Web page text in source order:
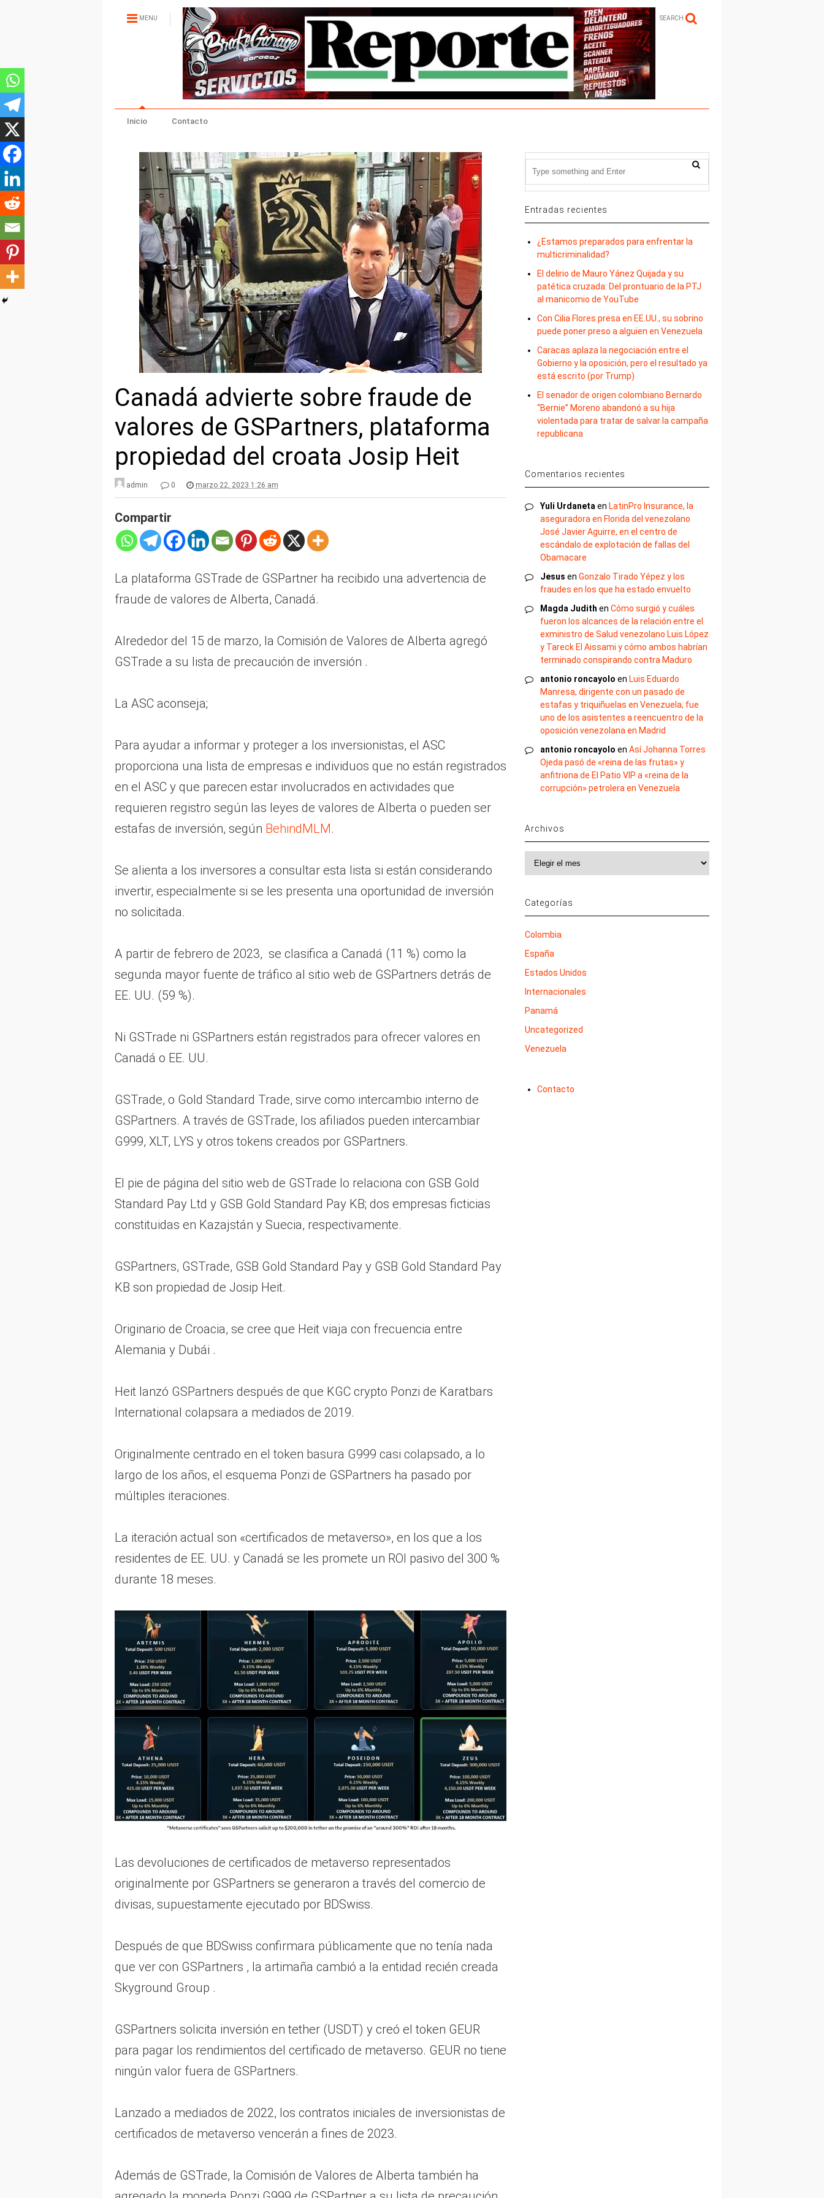
MENU SEARCH
Inicio Contacto
Canadá advierte sobre fraude de
valores de GSPartners, plataforma
propiedad del croata Josip Heit
admin 0 marzo 22, 2023 1:26 am
Compartir
La plataforma GSTrade de GSPartner ha recibido una advertencia de
fraude de valores de Alberta, Canadá.
Alrededor del 15 de marzo, la Comisión de Valores de Alberta agregó
GSTrade a su lista de precaución de inversión .
La ASC aconseja;
Para ayudar a informar y proteger a los inversionistas, el ASC
proporciona una lista de empresas e individuos que no están registrados
en el ASC y que parecen estar involucrados en actividades que
requieren registro según las leyes de valores de Alberta o pueden ser
estafas de inversión, según BehindMLM.
Se alienta a los inversores a consultar esta lista si están considerando
invertir, especialmente si se les presenta una oportunidad de inversión
no solicitada.
A partir de febrero de 2023, se clasifica a Canadá (11 %) como la
segunda mayor fuente de tráfico al sitio web de GSPartners detrás de
EE. UU. (59 %).
Ni GSTrade ni GSPartners están registrados para ofrecer valores en
Canadá o EE. UU.
GSTrade, o Gold Standard Trade, sirve como intercambio interno de
GSPartners. A través de GSTrade, los afiliados pueden intercambiar
G999, XLT, LYS y otros tokens creados por GSPartners.
El pie de página del sitio web de GSTrade lo relaciona con GSB Gold
Standard Pay Ltd y GSB Gold Standard Pay KB; dos empresas ficticias
constituidas en Kazajstán y Suecia, respectivamente.
GSPartners, GSTrade, GSB Gold Standard Pay y GSB Gold Standard Pay
KB son propiedad de Josip Heit.
Originario de Croacia, se cree que Heit viaja con frecuencia entre
Alemania y Dubái .
Heit lanzó GSPartners después de que KGC crypto Ponzi de Karatbars
International colapsara a mediados de 2019.
Originalmente centrado en el token basura G999 casi colapsado, a lo
largo de los años, el esquema Ponzi de GSPartners ha pasado por
múltiples iteraciones.
La iteración actual son «certificados de metaverso», en los que a los
residentes de EE. UU. y Canadá se les promete un ROI pasivo del 300 %
durante 18 meses.
Las devoluciones de certificados de metaverso representados
originalmente por GSPartners se generaron a través del comercio de
divisas, supuestamente ejecutado por BDSwiss.
Después de que BDSwiss confirmara públicamente que no tenía nada
que ver con GSPartners , la artimaña cambió a la entidad recién creada
Skyground Group .
GSPartners solicita inversión en tether (USDT) y creó el token GEUR
para pagar los rendimientos del certificado de metaverso. GEUR no tiene
ningún valor fuera de GSPartners.
Lanzado a mediados de 2022, los contratos iniciales de inversionistas de
certificados de metaverso vencerán a fines de 2023.
Además de GSTrade, la Comisión de Valores de Alberta también ha
Entradas recientes
¿Estamos preparados para enfrentar la
multicriminalidad?
El delirio de Mauro Yánez Quijada y su
patética cruzada: Del prontuario de la PTJ
al manicomio de YouTube
Con Cilia Flores presa en EE.UU., su sobrino
puede poner preso a alguien en Venezuela
Caracas aplaza la negociación entre el
Gobierno y la oposición, pero el resultado ya
está escrito (por Trump)
El senador de origen colombiano Bernardo
“Bernie” Moreno abandonó a su hija
violentada para tratar de salvar la campaña
republicana
Comentarios recientes
Yuli Urdaneta en LatinPro Insurance, la
aseguradora en Florida del venezolano
José Javier Aguirre, en el centro de
escándalo de explotación de fallas del
Obamacare
Jesus enGonzalo Tirado Yépez y los
fraudes en los que ha estado envuelto
Magda Judith enCómo surgió y cuáles
fueron los alcances de la relación entre el
exministro de Salud venezolano Luis López
y Tareck El Aissami y cómo ambos habrían
terminado conspirando contra Maduro
antonio roncayolo en Luis Eduardo
Manresa, dirigente con un pasado de
estafas y triquiñuelas en Venezuela, fue
uno de los asistentes a reencuentro de la
oposición venezolana en Madrid
antonio roncayolo enAsí Johanna Torres
Ojeda pasó de «reina de las frutas» y
anfitriona de El Patio VIP a «reina de la
corrupción» petrolera en Venezuela
Archivos
Categorías
Colombia
España
Estados Unidos
Internacionales
Panamá
Uncategorized
Venezuela
Contacto